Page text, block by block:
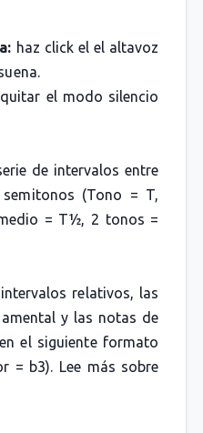
haz click el el altavoz
el modo silencio
de intervalos entre
(Tono = T,
= T½, 2 tonos =
relativos, las
y las notas de
el siguiente formato
= b3). Lee más sobre